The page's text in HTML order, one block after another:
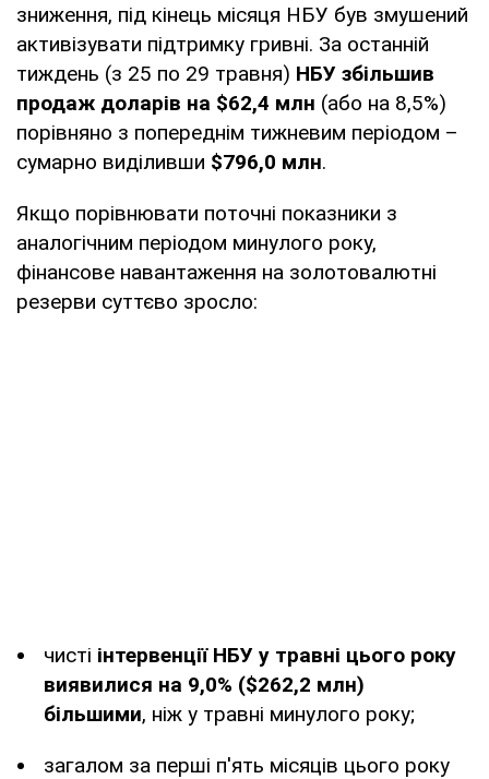
зниження, під кінець місяця НБУ був змушений
активізувати підтримку гривні. За останній
тиждень (з 25 по 29 травня) НБУ збільшив
продаж доларів на $62,4 млн (або на 8,5%)
порівняно з попереднім тижневим періодом –
сумарно виділивши $796,0 млн.
Якщо порівнювати поточні показники з
аналогічним періодом минулого року,
фінансове навантаження на золотовалютні
резерви суттєво зросло:
чисті інтервенції НБУ у травні цього року
виявилися на 9,0% ($262,2 млн)
більшими, ніж у травні минулого року;
загалом за перші п'ять місяців цього року